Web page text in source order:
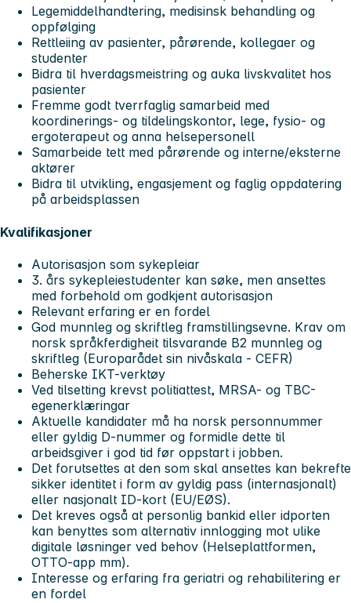
Legemiddelhandtering, medisinsk behandling og
oppfølging
Rettleiing av pasienter, pårørende, kollegaer og
studenter
Bidra til hverdagsmeistring og auka livskvalitet hos
pasienter
Fremme godt tverrfaglig samarbeid med
koordinerings- og tildelingskontor, lege, fysio- og
ergoterapeut og anna helsepersonell
Samarbeide tett med pårørende og interne/eksterne
aktører
Bidra til utvikling, engasjement og faglig oppdatering
på arbeidsplassen
Kvalifikasjoner
Autorisasjon som sykepleiar
3. års sykepleiestudenter kan søke, men ansettes
med forbehold om godkjent autorisasjon
Relevant erfaring er en fordel
God munnleg og skriftleg framstillingsevne. Krav om
norsk språkferdigheit tilsvarande B2 munnleg og
skriftleg (Europarådet sin nivåskala - CEFR)
Beherske IKT-verktøy
Ved tilsetting krevst politiattest, MRSA- og TBC-
egenerklæringar
Aktuelle kandidater må ha norsk personnummer
eller gyldig D-nummer og formidle dette til
arbeidsgiver i god tid før oppstart i jobben.
Det forutsettes at den som skal ansettes kan bekrefte
sikker identitet i form av gyldig pass (internasjonalt)
eller nasjonalt ID-kort (EU/EØS).
Det kreves også at personlig bankid eller idporten
kan benyttes som alternativ innlogging mot ulike
digitale løsninger ved behov (Helseplattformen,
OTTO-app mm).
Interesse og erfaring fra geriatri og rehabilitering er
en fordel